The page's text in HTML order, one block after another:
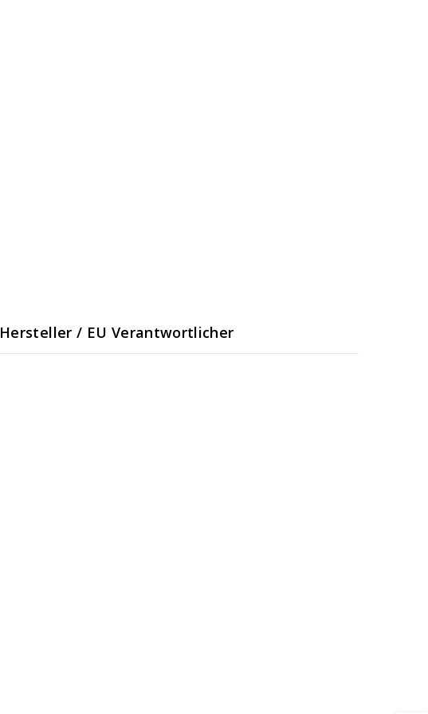
Hersteller / EU Verantwortlicher